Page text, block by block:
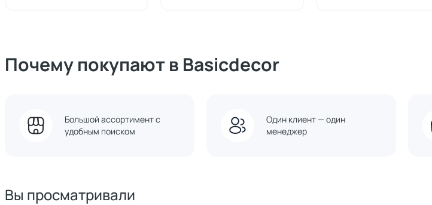
Почему покупают в Basicdecor
Большой ассортимент с
удобным поиском
Один клиент — один
менеджер
Вы просматривали